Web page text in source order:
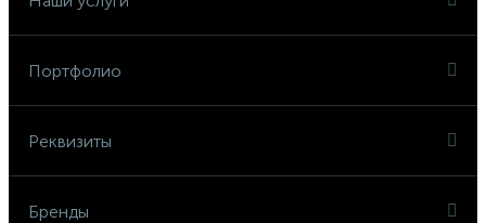
Портфолио
Реквизиты
Бренды